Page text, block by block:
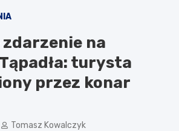
na
turysta
przez konar
Tomasz Kowalczyk